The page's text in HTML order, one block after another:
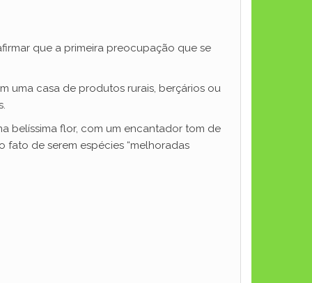
que a primeira preocupação que se
uma casa de produtos rurais, berçários ou
belíssima flor, com um encantador tom de
fato de serem espécies “melhoradas